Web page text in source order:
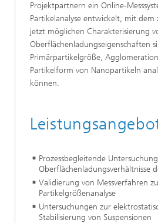
Projektpartnern ein Online-
Partikelanalyse entwickelt, mit dem
jetzt möglichen Charakterisierung
Oberflächenladungseigenschaften
Primärpartikelgröße,
Partikelform von Nanopartikeln
können.
Prozessbegleitende
Oberflächenladungsverhältnisse
Validierung von Messverfahren
Partikelgrößenanalyse
Untersuchungen zur
Stabilisierung von Suspensionen